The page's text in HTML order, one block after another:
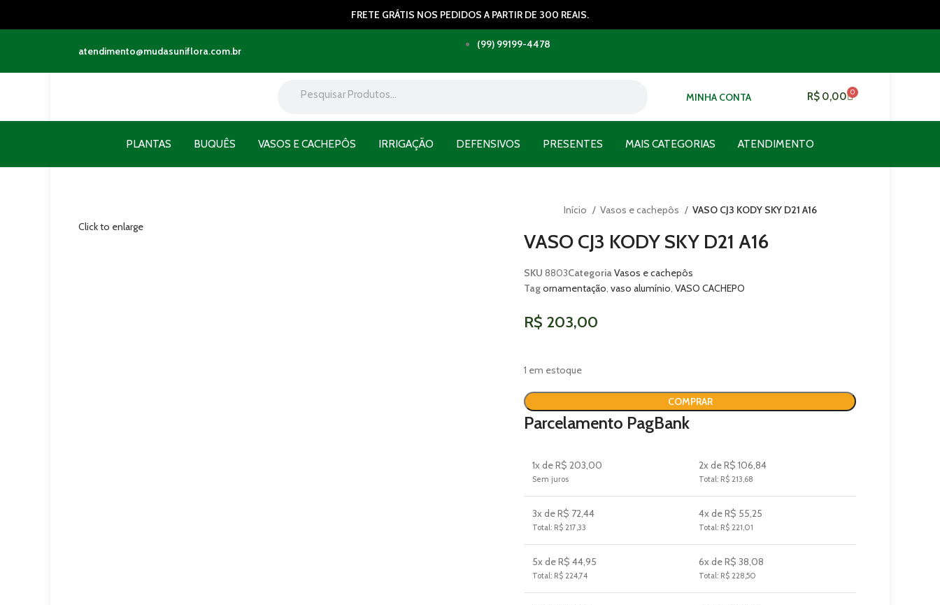
FRETE GRÁTIS NOS PEDIDOS A PARTIR DE 300 REAIS.
atendimento@mudasuniflora.com.br
(99) 99199-4478
MINHA CONTA R$ 0,00 0
PLANTAS BUQUÊS VASOS E CACHEPÔS IRRIGAÇÃO DEFENSIVOS PRESENTES MAIS CATEGORIAS ATENDIMENTO
Click to enlarge
Início Vasos e cachepôs VASO CJ3 KODY SKY D21 A16
VASO CJ3 KODY SKY D21 A16
SKU 8803CategoriaVasos e cachepôs
Tagornamentação, vaso alumínio, VASO CACHEPO
R$ 203,00
1 em estoque
COMPRAR
Parcelamento PagBank
1x de R$ 203,00
Sem juros
2x de R$ 106,84
Total: R$ 213,68
3x de R$ 72,44
Total: R$ 217,33
4x de R$ 55,25
Total: R$ 221,01
5x de R$ 44,95
Total: R$ 224,74
6x de R$ 38,08
Total: R$ 228,50